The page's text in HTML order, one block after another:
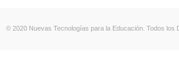
© 2020 Nuevas Tecnologías para la Educación. Todos los